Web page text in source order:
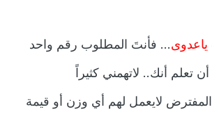
ياعدوى... فأنتَ المطلوب رقم واحد
تعلم أنك.. لاتهمني كثيراً
لايعمل لهم أي وزن أو قيمة